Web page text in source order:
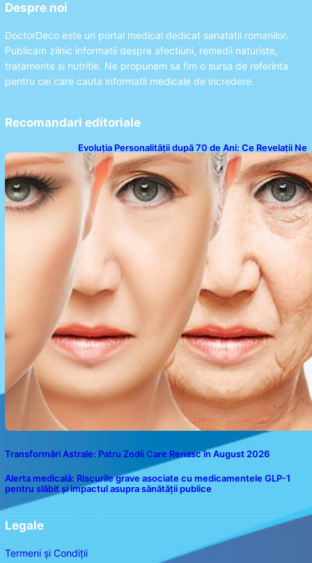
Despre noi
DoctorDeco este un portal medical dedicat sanatatii romanilor.
Publicam zilnic informatii despre afectiuni, remedii naturiste,
tratamente si nutritie. Ne propunem sa fim o sursa de referinta
pentru cei care cauta informatii medicale de incredere.
Recomandari editoriale
Evoluția Personalității după 70 de Ani: Ce Revelații Ne
Oferă Studiile Psihologice
Transformări Astrale: Patru Zodii Care Renasc în August 2026
Alerta medicală: Riscurile grave asociate cu medicamentele GLP-1
pentru slăbit și impactul asupra sănătății publice
Legale
Termeni și Condiții